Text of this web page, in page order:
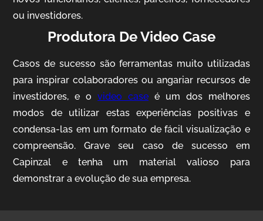
ou investidores.
Produtora De Video Case
Casos de sucesso são ferramentas muito utilizadas
para inspirar colaboradores ou angariar recursos de
investidores, e ovideo case é um dos melhores
modos de utilizar estas experiências positivas e
condensa-las em um formato de fácil visualização e
compreensão. Grave seu caso de sucesso em
Capinzal e tenha um material valioso para
demonstrar a evolução de sua empresa.